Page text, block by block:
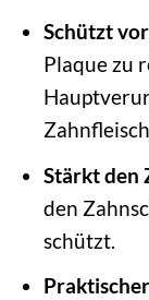
Schützt
Plaque zu
Stärkt den
den
schützt.